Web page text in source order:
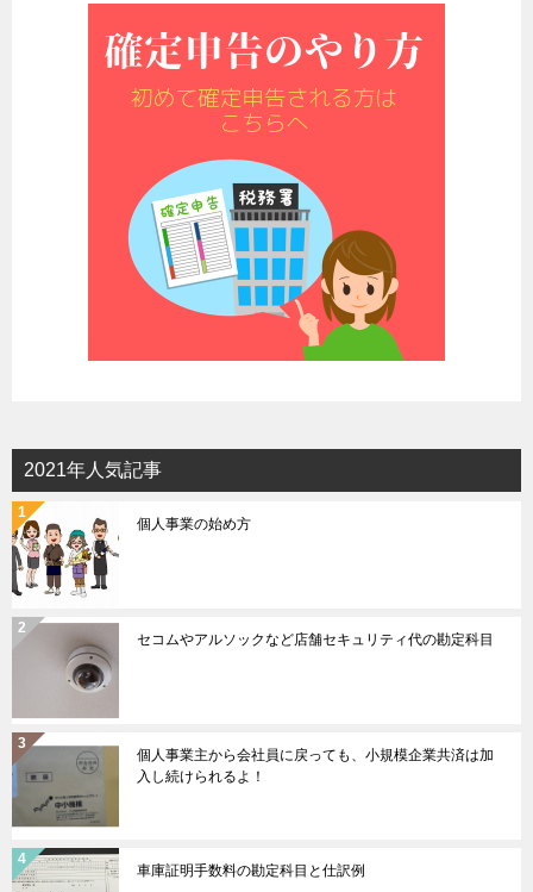
2021年人気記事
個人事業の始め方
セコムやアルソックなど店舗セキュリティ代の勘定科目
個人事業主から会社員に戻っても、小規模企業共済は加
入し続けられるよ！
車庫証明手数料の勘定科目と仕訳例